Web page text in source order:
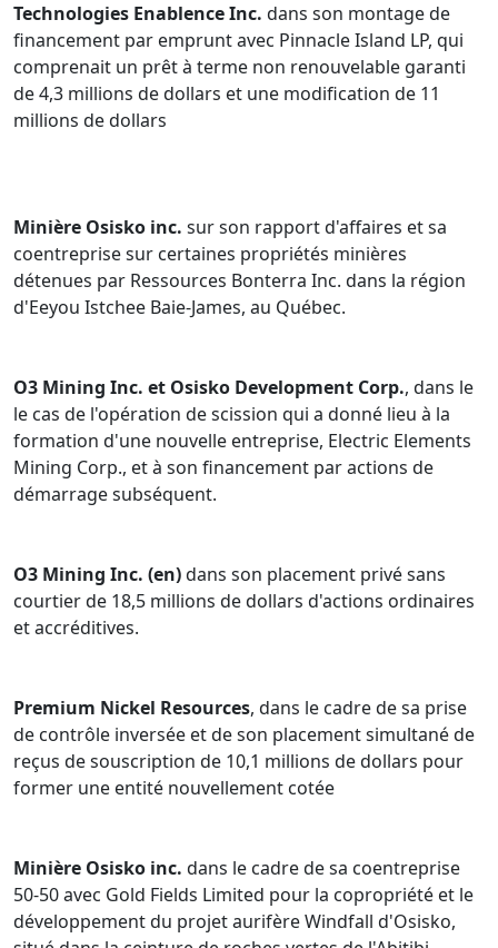
Technologies Enablence Inc. dans son montage de
financement par emprunt avec Pinnacle Island LP, qui
comprenait un prêt à terme non renouvelable garanti
de 4,3 millions de dollars et une modification de 11
millions de dollars
Minière Osisko inc. sur son rapport d'affaires et sa
coentreprise sur certaines propriétés minières
détenues par Ressources Bonterra Inc. dans la région
d'Eeyou Istchee Baie-James, au Québec.
O3 Mining Inc. et Osisko Development Corp., dans le
le cas de l'opération de scission qui a donné lieu à la
formation d'une nouvelle entreprise, Electric Elements
Mining Corp., et à son financement par actions de
démarrage subséquent.
O3 Mining Inc. (en)dans son placement privé sans
courtier de 18,5 millions de dollars d'actions ordinaires
et accréditives.
Premium Nickel Resources, dans le cadre de sa prise
de contrôle inversée et de son placement simultané de
reçus de souscription de 10,1 millions de dollars pour
former une entité nouvellement cotée
Minière Osisko inc. dans le cadre de sa coentreprise
50-50 avec Gold Fields Limited pour la copropriété et le
développement du projet aurifère Windfall d'Osisko,